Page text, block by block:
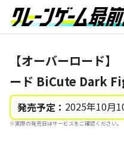
【オーバーロード
ード BiCute Dark
発売予定： 2025年10月
※実際の発売日はサービスをご確認ください。